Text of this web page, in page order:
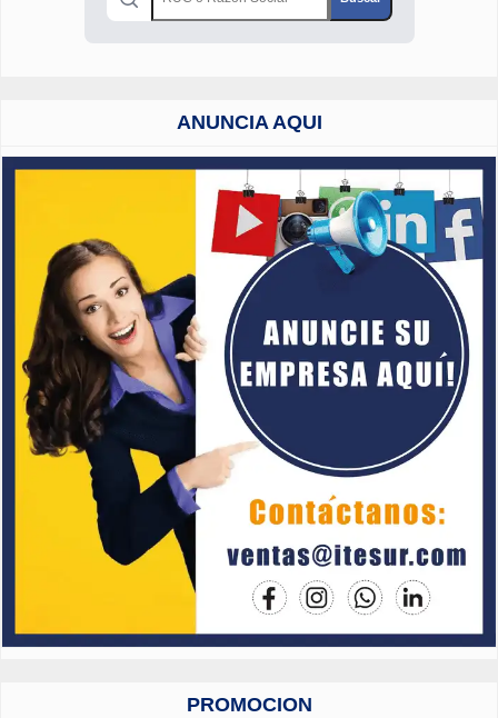
ANUNCIA AQUI
PROMOCION